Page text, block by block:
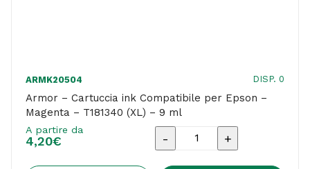
ARMK20504 DISP. 0
Armor – Cartuccia ink Compatibile per Epson –
Magenta – T181340 (XL) – 9 ml
A partire da
4,20€
Armor